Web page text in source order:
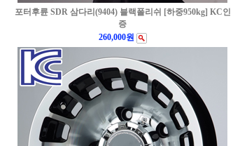
포터후륜 SDR 삼다리(9404) 블랙폴리쉬 [하중950kg] KC인
증
260,000원